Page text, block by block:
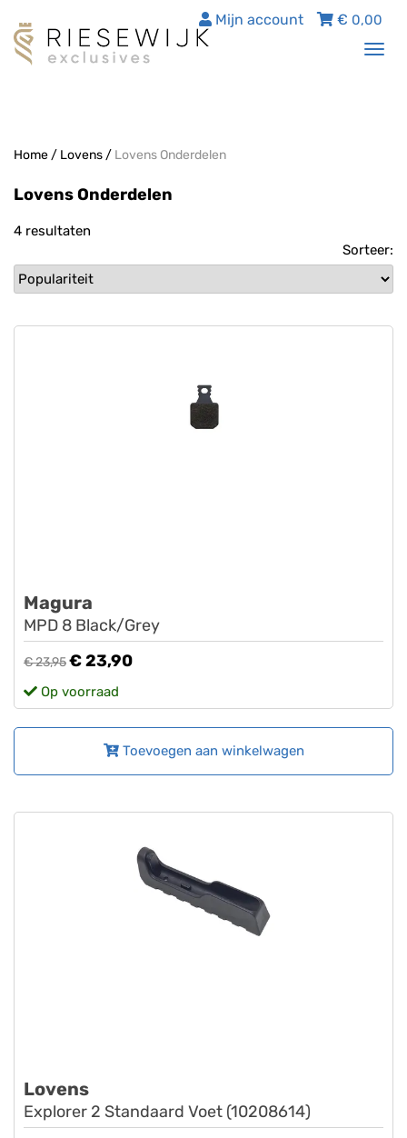
€ 0,00
Mijn account
Home/ Lovens/ Lovens Onderdelen
Lovens Onderdelen
4 resultaten
Sorteer:
Magura
MPD 8 Black/Grey
€ 23,95€ 23,90
Op voorraad
Toevoegen aan winkelwagen
Lovens
Explorer 2 Standaard Voet (10208614)